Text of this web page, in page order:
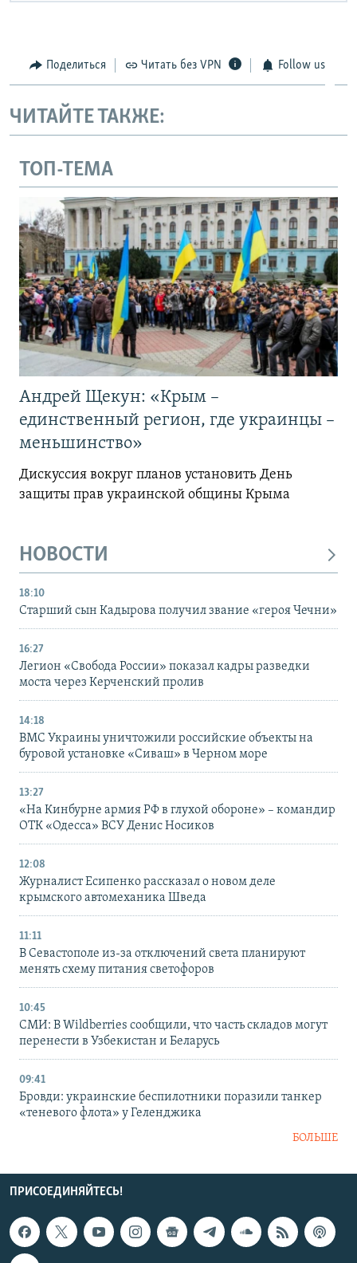
Поделиться Читать без VPN Follow us
ЧИТАЙТЕ ТАКЖЕ:
ТОП-ТЕМА
Андрей Щекун: «Крым –
единственный регион, где украинцы –
меньшинство»
Дискуссия вокруг планов установить День
защиты прав украинской общины Крыма
НОВОСТИ
18:10
Старший сын Кадырова получил звание «героя Чечни»
16:27
Легион «Свобода России» показал кадры разведки
моста через Керченский пролив
14:18
ВМС Украины уничтожили российские объекты на
буровой установке «Сиваш» в Черном море
13:27
«На Кинбурне армия РФ в глухой обороне» – командир
ОТК «Одесса» ВСУ Денис Носиков
12:08
Журналист Есипенко рассказал о новом деле
крымского автомеханика Шведа
11:11
В Севастополе из-за отключений света планируют
менять схему питания светофоров
10:45
СМИ: В Wildberries сообщили, что часть складов могут
перенести в Узбекистан и Беларусь
09:41
Бровди: украинские беспилотники поразили танкер
«теневого флота» у Геленджика
БОЛЬШЕ
ПРИСОЕДИНЯЙТЕСЬ!